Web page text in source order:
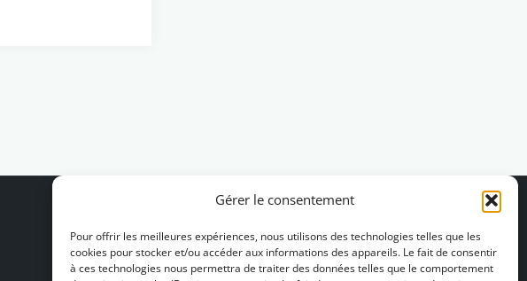
Gérer le consentement
Pour offrir les meilleures expériences, nous utilisons des technologies telles que les
cookies pour stocker et/ou accéder aux informations des appareils. Le fait de consentir
à ces technologies nous permettra de traiter des données telles que le comportement